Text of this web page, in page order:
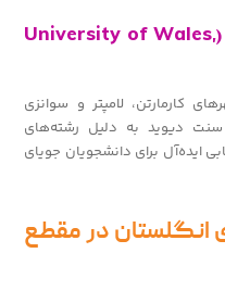
دانشگاه ولز، ترینتی سنت دیوید (University of Wales,
کارمارتن، لامپتر و سوانزی
سنت دیوید به دلیل رشته‌های
ایده‌آل برای دانشجویان جویای
انگلستان در مقطع